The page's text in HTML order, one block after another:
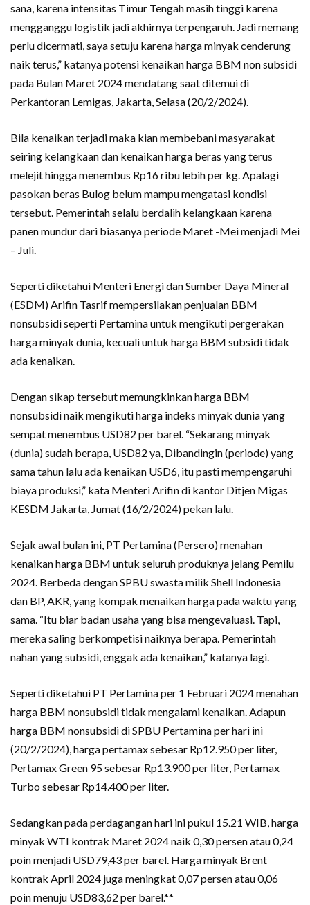
sana, karena intensitas Timur Tengah masih tinggi karena
mengganggu logistik jadi akhirnya terpengaruh. Jadi memang
perlu dicermati, saya setuju karena harga minyak cenderung
naik terus,” katanya potensi kenaikan harga BBM non subsidi
pada Bulan Maret 2024 mendatang saat ditemui di
Perkantoran Lemigas, Jakarta, Selasa (20/2/2024).
Bila kenaikan terjadi maka kian membebani masyarakat
seiring kelangkaan dan kenaikan harga beras yang terus
melejit hingga menembus Rp16 ribu lebih per kg. Apalagi
pasokan beras Bulog belum mampu mengatasi kondisi
tersebut. Pemerintah selalu berdalih kelangkaan karena
panen mundur dari biasanya periode Maret -Mei menjadi Mei
– Juli.
Seperti diketahui Menteri Energi dan Sumber Daya Mineral
(ESDM) Arifin Tasrif mempersilakan penjualan BBM
nonsubsidi seperti Pertamina untuk mengikuti pergerakan
harga minyak dunia, kecuali untuk harga BBM subsidi tidak
ada kenaikan.
Dengan sikap tersebut memungkinkan harga BBM
nonsubsidi naik mengikuti harga indeks minyak dunia yang
sempat menembus USD82 per barel. “Sekarang minyak
(dunia) sudah berapa, USD82 ya, Dibandingin (periode) yang
sama tahun lalu ada kenaikan USD6, itu pasti mempengaruhi
biaya produksi,” kata Menteri Arifin di kantor Ditjen Migas
KESDM Jakarta, Jumat (16/2/2024) pekan lalu.
Sejak awal bulan ini, PT Pertamina (Persero) menahan
kenaikan harga BBM untuk seluruh produknya jelang Pemilu
2024. Berbeda dengan SPBU swasta milik Shell Indonesia
dan BP, AKR, yang kompak menaikan harga pada waktu yang
sama. “Itu biar badan usaha yang bisa mengevaluasi. Tapi,
mereka saling berkompetisi naiknya berapa. Pemerintah
nahan yang subsidi, enggak ada kenaikan,” katanya lagi.
Seperti diketahui PT Pertamina per 1 Februari 2024 menahan
harga BBM nonsubsidi tidak mengalami kenaikan. Adapun
harga BBM nonsubsidi di SPBU Pertamina per hari ini
(20/2/2024), harga pertamax sebesar Rp12.950 per liter,
Pertamax Green 95 sebesar Rp13.900 per liter, Pertamax
Turbo sebesar Rp14.400 per liter.
Sedangkan pada perdagangan hari ini pukul 15.21 WIB, harga
minyak WTI kontrak Maret 2024 naik 0,30 persen atau 0,24
poin menjadi USD79,43 per barel. Harga minyak Brent
kontrak April 2024 juga meningkat 0,07 persen atau 0,06
poin menuju USD83,62 per barel.**